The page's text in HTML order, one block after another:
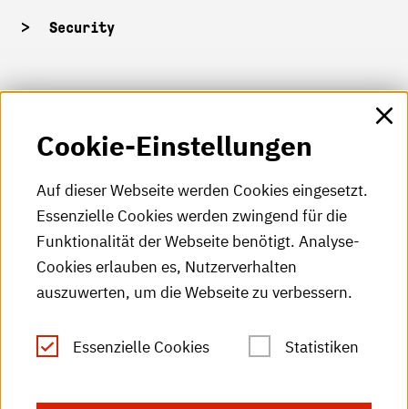
Security
HKA-Shop
HKA-Videos
HKA-Podcast
HKA-Publikationen
RSS-Feed
Leichte Sprache
Cookie-Einstellungen
Auf dieser Webseite werden Cookies eingesetzt.
Essenzielle Cookies werden zwingend für die
Funktionalität der Webseite benötigt. Analyse-
Cookies erlauben es, Nutzerverhalten
auszuwerten, um die Webseite zu verbessern.
Essenzielle Cookies Statistiken